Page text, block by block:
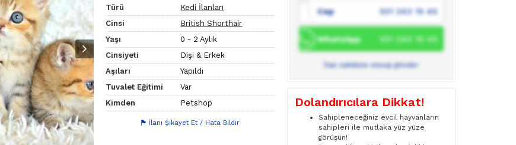
Türü
Kedi İlanları
Cinsi
British Shorthair
Yaşı
0 - 2 Aylık
Cinsiyeti
Dişi & Erkek
Aşıları
Yapıldı
Tuvalet Eğitimi
Var
Kimden
Petshop
İlanı Şikayet Et / Hata Bildir
Cep 531 243 15 45
WhatsApp 531 243 15 45
İlan sahibine mesaj gönder
Dolandırıcılara Dikkat!
Sahipleneceğiniz evcil hayvanların
sahipleri ile mutlaka yüz yüze
görüşün!